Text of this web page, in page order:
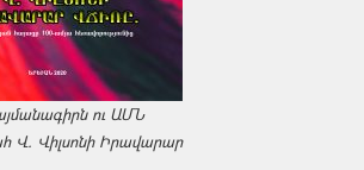
ու ԱՄՆ
Վ. Վիլսոնի Իրավարար